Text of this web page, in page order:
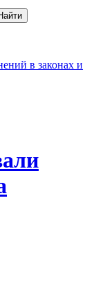
в законах и